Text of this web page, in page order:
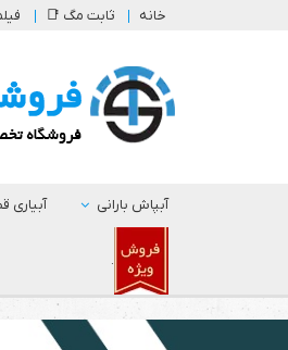
خانه ثابت مگ 📑
آبپاش بارانی آبیاری
.